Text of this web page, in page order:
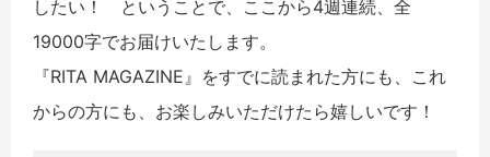
したい！ ということで、ここから4週連続、全
19000字でお届けいたします。
『RITA MAGAZINE』をすでに読まれた方にも、これ
からの方にも、お楽しみいただけたら嬉しいです！